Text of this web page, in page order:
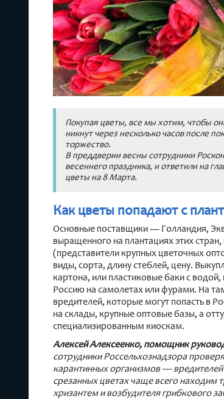
Покупая цветы, все мы хотим, чтобы
никнут через несколько часов после
торжество.
В преддверии весны сотрудники
весеннего праздника, и ответили на
цветы на 8 Марта.
Как цветы попадают с
Основные поставщики — Голландия,
выращенного на плантациях этих
(представители крупных цветочных
виды, сорта, длину стеблей, цену.
картона, или пластиковые баки с
Россию на самолетах или фурами. На
вредителей, которые могут попасть в
на склады, крупные оптовые базы, а
специализированным киоскам.
Алексей Алексеенко, помощник
сотрудники Россельхознадзора
карантинных организмов — вредителей
срезанных цветах чаще всего
хризантем и возбудителя грибкового